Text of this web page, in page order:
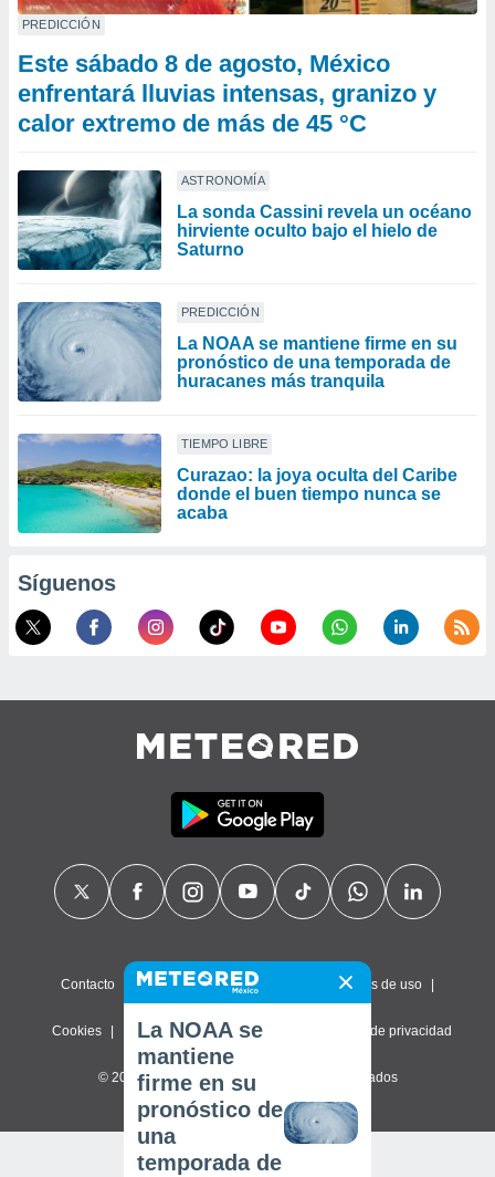
PREDICCIÓN
Este sábado 8 de agosto, México
enfrentará lluvias intensas, granizo y
calor extremo de más de 45 °C
ASTRONOMÍA
La sonda Cassini revela un océano
hirviente oculto bajo el hielo de
Saturno
PREDICCIÓN
La NOAA se mantiene firme en su
pronóstico de una temporada de
huracanes más tranquila
TIEMPO LIBRE
Curazao: la joya oculta del Caribe
donde el buen tiempo nunca se
acaba
Síguenos
Contacto Sobre nosotros Términos de uso
Cookies Política de privacidad Configuración de privacidad
© 2026 Meteored. Todos los derechos reservados
La NOAA se
mantiene
firme en su
pronóstico de
una
temporada de